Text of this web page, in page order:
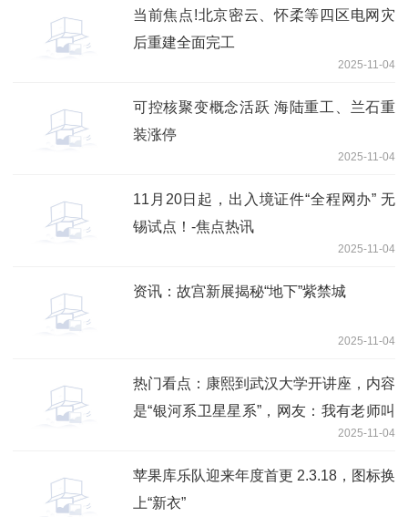
当前焦点!北京密云、怀柔等四区电网灾
后重建全面完工
2025-11-04
可控核聚变概念活跃 海陆重工、兰石重
装涨停
2025-11-04
11月20日起，出入境证件“全程网办” 无
锡试点！-焦点热讯
2025-11-04
资讯：故宫新展揭秘“地下”紫禁城
2025-11-04
热门看点：康熙到武汉大学开讲座，内容
是“银河系卫星星系”，网友：我有老师叫
2025-11-04
苹果库乐队迎来年度首更 2.3.18，图标换
上“新衣”